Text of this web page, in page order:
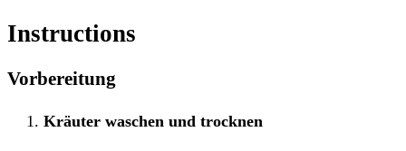
Instructions
Vorbereitung
Kräuter waschen und trocknen